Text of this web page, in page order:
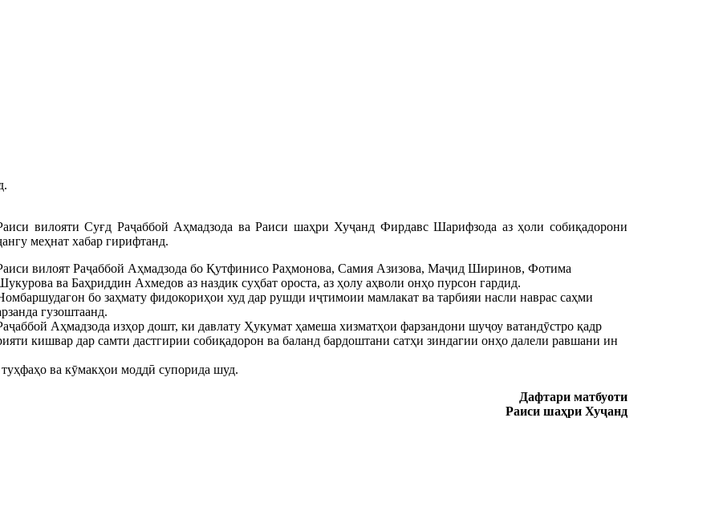
вилояти Суғд Раҷаббой Аҳмадзода ва Раиси шаҳри Хуҷанд Фирдавс Шарифзода аз ҳоли собиқадорони
меҳнат хабар гирифтанд.
вилоят Раҷаббой Аҳмадзода бо Қутфинисо Раҳмонова, Самия Азизова, Маҷид Ширинов, Фотима
ва Баҳриддин Ахмедов аз наздик суҳбат ороста, аз ҳолу аҳволи онҳо пурсон гардид.
бо заҳмату фидокориҳои худ дар рушди иҷтимоии мамлакат ва тарбияи насли наврас саҳми
гузоштаанд.
Аҳмадзода изҳор дошт, ки давлату Ҳукумат ҳамеша хизматҳои фарзандони шуҷоу ватандӯстро қадр
кишвар дар самти дастгирии собиқадорон ва баланд бардоштани сатҳи зиндагии онҳо далели равшани ин
ва кӯмакҳои моддӣ супорида шуд.
Дафтари матбуоти
Раиси шаҳри Хуҷанд